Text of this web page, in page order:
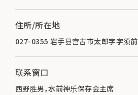
住所/所在地
027-0355 岩手县宫古市太郎字字须前
联系窗口
西野胜男，水前神乐保存会主席